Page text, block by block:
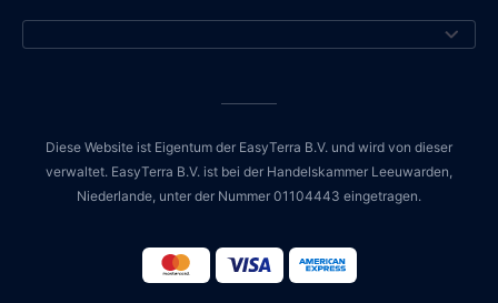
Diese Website ist Eigentum der EasyTerra B.V. und wird von dieser
verwaltet. EasyTerra B.V. ist bei der Handelskammer Leeuwarden,
Niederlande, unter der Nummer 01104443 eingetragen.